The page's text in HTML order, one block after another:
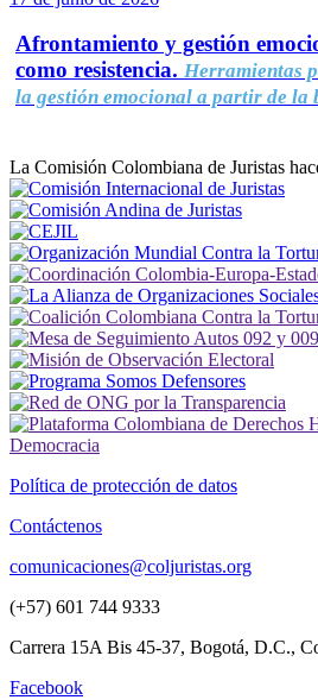
Afrontamiento y gestión
como resistencia. Herramientas
la gestión emocional a partir de la
La Comisión Colombiana de Juristas
Política de protección de datos
Contáctenos
comunicaciones@coljuristas.org
(+57) 601 744 9333
Carrera 15A Bis 45-37, Bogotá, D.C.,
Facebook